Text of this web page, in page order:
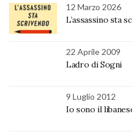
12 Marzo 2026
L’assassino sta
22 Aprile 2009
Ladro di Sogni
9 Luglio 2012
Io sono il